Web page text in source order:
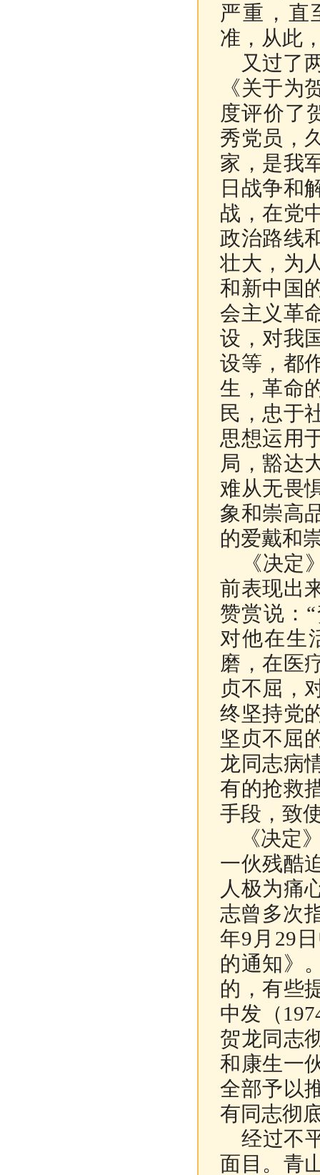
严重，直
准，从此
又过了
《关于为
度评价了
秀党员，
家，是我
日战争和
战，在党
政治路线
壮大，为
和新中国
会主义革
设，对我
设等，都
生，革命
民，忠于
思想运用
局，豁达
难从无畏
象和崇高
的爱戴和
《决定
前表现出
赞赏说：
对他在生
磨，在医
贞不屈，
终坚持党
坚贞不屈
龙同志病
有的抢救
手段，致
《决定
一伙残酷
人极为痛
志曾多次
年9月29
的通知》
的，有些
中发（
贺龙同志
和康生一
全部予以
有同志彻
经过不
面目。青